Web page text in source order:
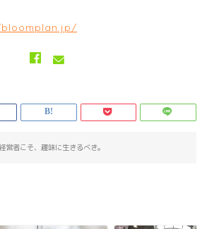
営者こそ、趣味に生きるべき。